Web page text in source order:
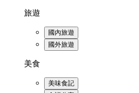
旅遊
國內旅遊
國外旅遊
美食
美味食記